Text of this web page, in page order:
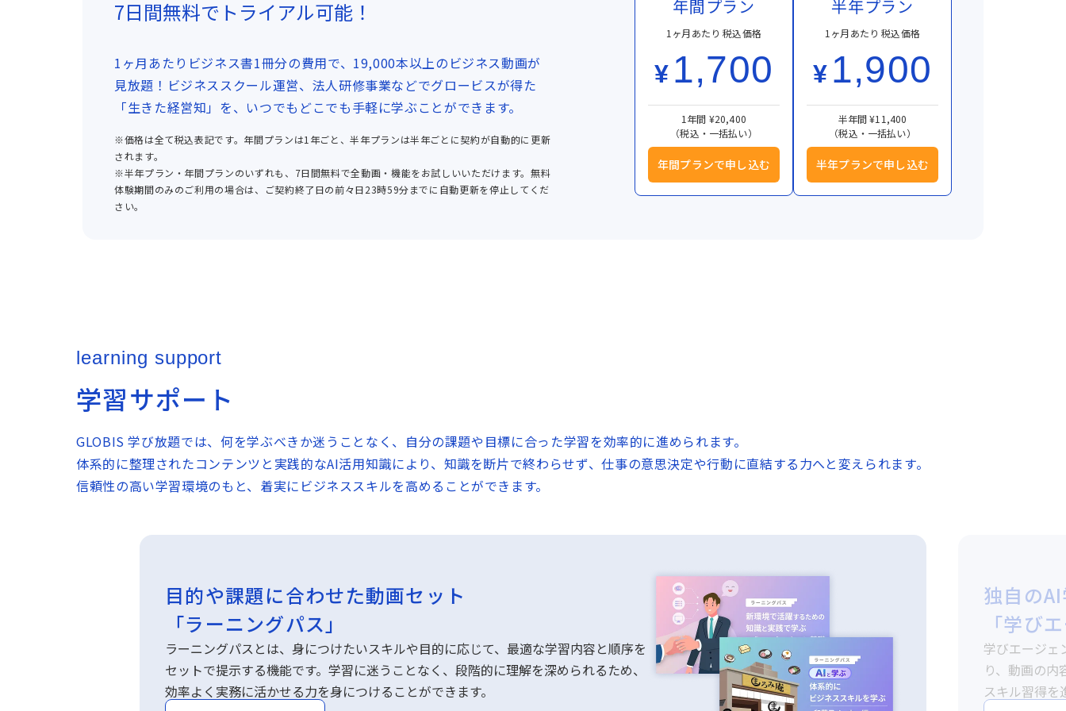
7日間無料でトライアル可能！
1ヶ月あたりビジネス書1冊分の費用で、19,000本以上のビジネス動画が
見放題！ビジネススクール運営、法人研修事業などでグロービスが得た
「生きた経営知」を、いつでもどこでも手軽に学ぶことができます。
※価格は全て税込表記です。年間プランは1年ごと、半年プランは半年ごとに契約が自動的に更新
されます。
※半年プラン・年間プランのいずれも、7日間無料で全動画・機能をお試しいいただけます。無料
体験期間のみのご利用の場合は、ご契約終了日の前々日23時59分までに自動更新を停止してくだ
さい。
年間プラン
1ヶ月あたり 税込価格
¥ 1,700
1年間 ¥20,400
（税込・一括払い）
年間プランで申し込む
半年プラン
1ヶ月あたり 税込価格
¥ 1,900
半年間 ¥11,400
（税込・一括払い）
半年プランで申し込む
learning support
学習サポート
GLOBIS 学び放題では、何を学ぶべきか迷うことなく、自分の課題や目標に合った学習を効率的に進められます。
体系的に整理されたコンテンツと実践的なAI活用知識により、知識を断片で終わらせず、仕事の意思決定や行動に直結する力へと変えられます。
信頼性の高い学習環境のもと、着実にビジネススキルを高めることができます。
独自のAI学習補助機能
「学びエージェント」
学びエージェントは、AIがあなたの課題や目標に応じて最適な学習内容を提案した
り、動画の内容について壁打ちをしてくれる機能です。学びを深めながら、効率よく
スキル習得を進められます。
ビジネ
体系的
GLOBIS 学び
リキュラム
ず、実務で使